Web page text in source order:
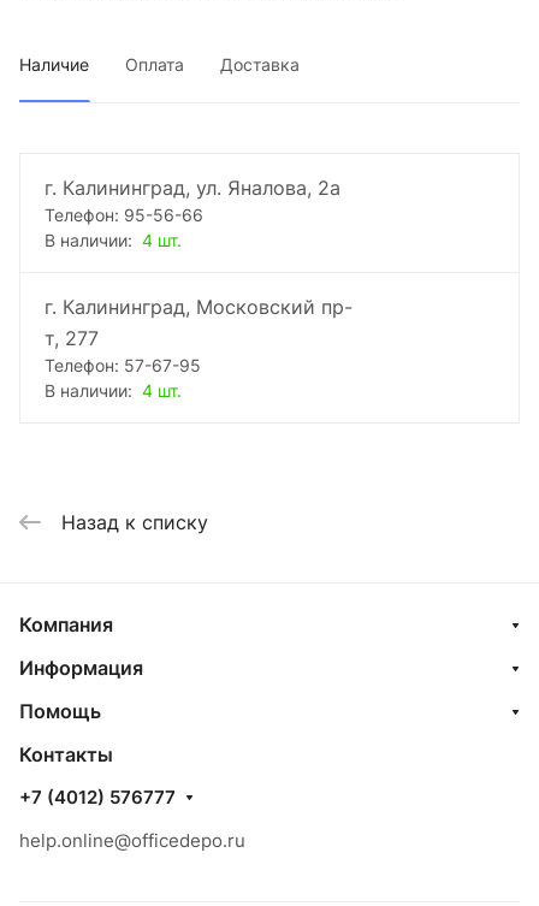
Наличие Оплата Доставка
г. Калининград, ул. Яналова, 2а
Телефон: 95-56-66
В наличии: 4 шт.
г. Калининград, Московский пр-
т, 277
Телефон: 57-67-95
В наличии: 4 шт.
Назад к списку
Компания
Информация
Помощь
Контакты
+7 (4012) 576777
help.online@officedepo.ru